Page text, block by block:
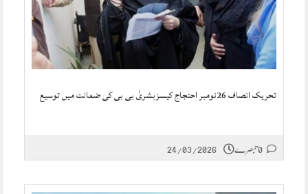
تحریک انصاف 26نومبر احتجاج کیسزبشریٰ بی بی کی ضمانت میں توسیع
24/03/2026